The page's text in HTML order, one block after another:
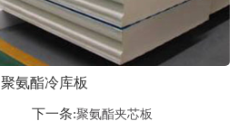
聚氨酯冷库板
下一条:聚氨酯夹芯板